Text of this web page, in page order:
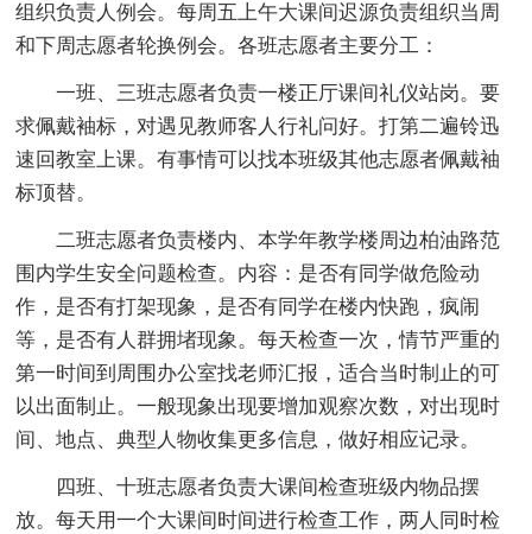
组织负责人例会。每周五上午大课间迟源负责组织当周
和下周志愿者轮换例会。各班志愿者主要分工：
一班、三班志愿者负责一楼正厅课间礼仪站岗。要
求佩戴袖标，对遇见教师客人行礼问好。打第二遍铃迅
速回教室上课。有事情可以找本班级其他志愿者佩戴袖
标顶替。
二班志愿者负责楼内、本学年教学楼周边柏油路范
围内学生安全问题检查。内容：是否有同学做危险动
作，是否有打架现象，是否有同学在楼内快跑，疯闹
等，是否有人群拥堵现象。每天检查一次，情节严重的
第一时间到周围办公室找老师汇报，适合当时制止的可
以出面制止。一般现象出现要增加观察次数，对出现时
间、地点、典型人物收集更多信息，做好相应记录。
四班、十班志愿者负责大课间检查班级内物品摆
放。每天用一个大课间时间进行检查工作，两人同时检